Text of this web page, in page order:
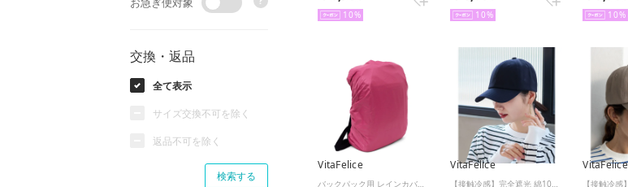
交換・返品
全て表示
サイズ交換不可を除く
返品不可を除く
10 10 10
VitaFelice VitaFelice VitaFelice